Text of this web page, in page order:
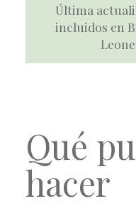
Última
incluidos en
Qué
hacer